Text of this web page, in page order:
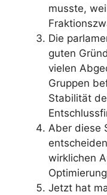
musste,
Die
guten
vielen
Gruppen
Stabilität
Aber diese
wirklichen
Jetzt hat